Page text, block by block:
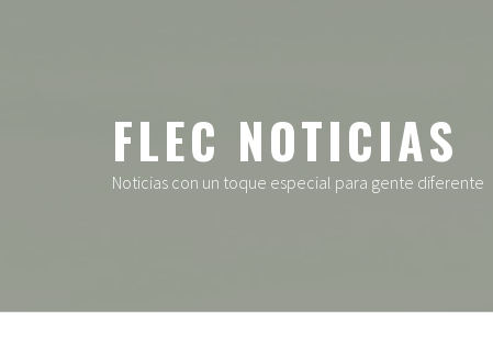
FLEC NOTICIAS
Noticias con un toque especial para gente diferente